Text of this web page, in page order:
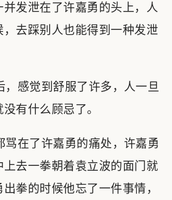
发泄在了许嘉勇的头上，人
去踩别人也能得到一种发泄
感觉到舒服了许多，人一旦
有什么顾忌了。
在了许嘉勇的痛处，许嘉勇
去一拳朝着袁立波的面门就
拳的时候他忘了一件事情，